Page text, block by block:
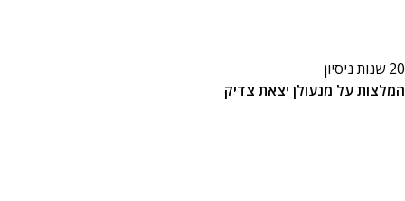
20 שנות ניסיון
המלצות על מנעולן יצאת צדיק